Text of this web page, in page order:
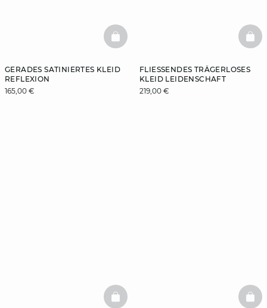
GERADES SATINIERTES KLEID
REFLEXION
165,00 €
BASKETFULL
FLIESSENDES TRÄGERLOSES K
LEID LEIDENSCHAFT
219,00 €
BASKETFULL